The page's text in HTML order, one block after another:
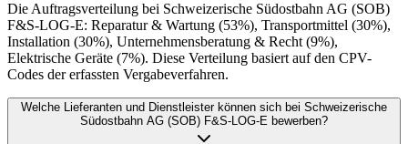
Die Auftragsverteilung bei Schweizerische Südostbahn AG (SOB)
F&S-LOG-E: Reparatur & Wartung (53%), Transportmittel (30%),
Installation (30%), Unternehmensberatung & Recht (9%),
Elektrische Geräte (7%). Diese Verteilung basiert auf den CPV-
Codes der erfassten Vergabeverfahren.
Welche Lieferanten und Dienstleister können sich bei Schweizerische
Südostbahn AG (SOB) F&S-LOG-E bewerben?